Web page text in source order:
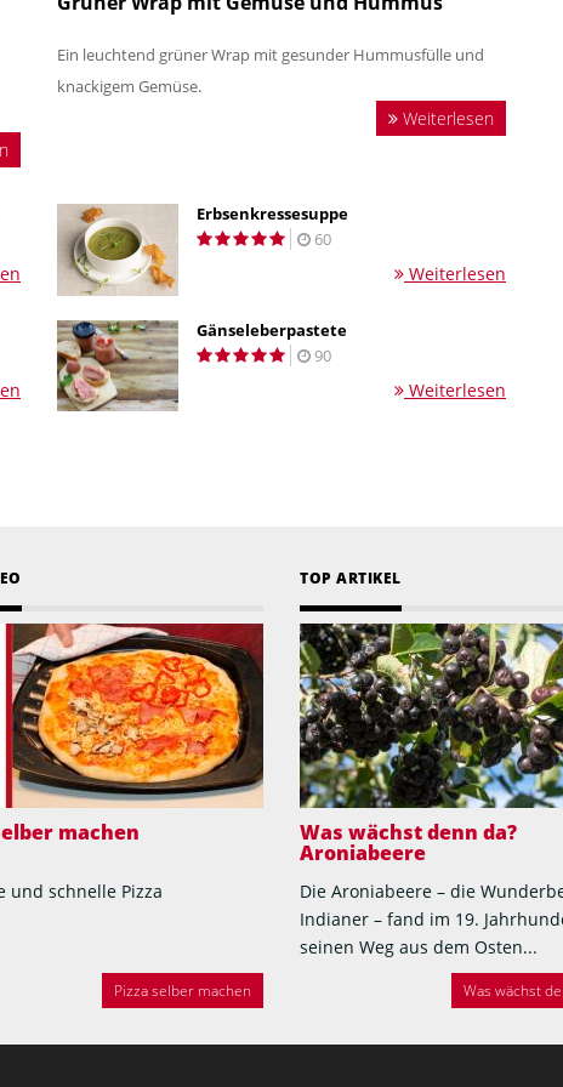
Ein leuchtend grüner Wrap mit gesunder Hummusfülle und
knackigem Gemüse.
Weiterlesen
Erbsenkressesuppe
60
Weiterlesen
Gänseleberpastete
90
Weiterlesen
machen
und schnelle Pizza
Pizza selber machen
TOP ARTIKEL
Was wächst denn da?
Aroniabeere
Die Aroniabeere – die
Indianer – fand im 19.
seinen Weg aus dem Osten...
Was wächst